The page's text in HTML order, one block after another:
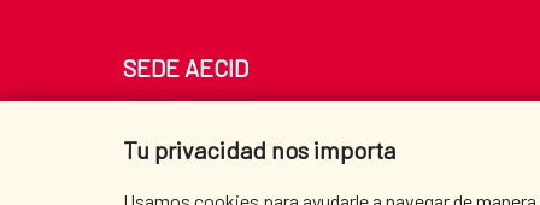
Tu privacidad nos importa
SEDE AECID
Tel. +34 900 20 30 54​​​​​​​